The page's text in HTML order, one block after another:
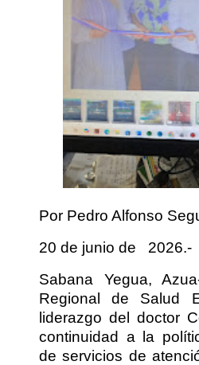
Por Pedro Alfonso
20 de junio de
2026.-
Sabana Yegua,
Regional de Salud
liderazgo del doctor
continuidad a la
de servicios de